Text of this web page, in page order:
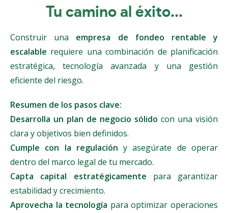
Tu camino al éxito...
Construir una empresa de fondeo rentable y
escalable requiere una combinación de planificación
estratégica, tecnología avanzada y una gestión
eficiente del riesgo.
Resumen de los pasos clave:
Desarrolla un plan de negocio sólido con una visión
clara y objetivos bien definidos.
Cumple con la regulación y asegúrate de operar
dentro del marco legal de tu mercado.
Capta capital estratégicamente para garantizar
estabilidad y crecimiento.
Aprovecha la tecnología para optimizar operaciones